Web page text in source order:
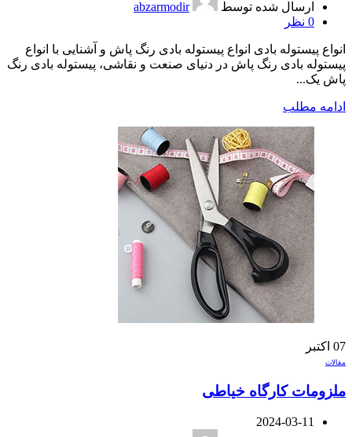
ارسال شده توسط
abzarmodir
0 نظر
انواع پیستوله بادی انواع پیستوله بادی رنگ پاش و آشنایی با انواع
پیستوله بادی رنگ پاش در دنیای صنعت و نقاشی، پیستوله بادی رنگ
پاش یک...
ادامه مطلب
07 اکتبر
مقالات
ملزومات کارگاه خیاطی
2024-03-11